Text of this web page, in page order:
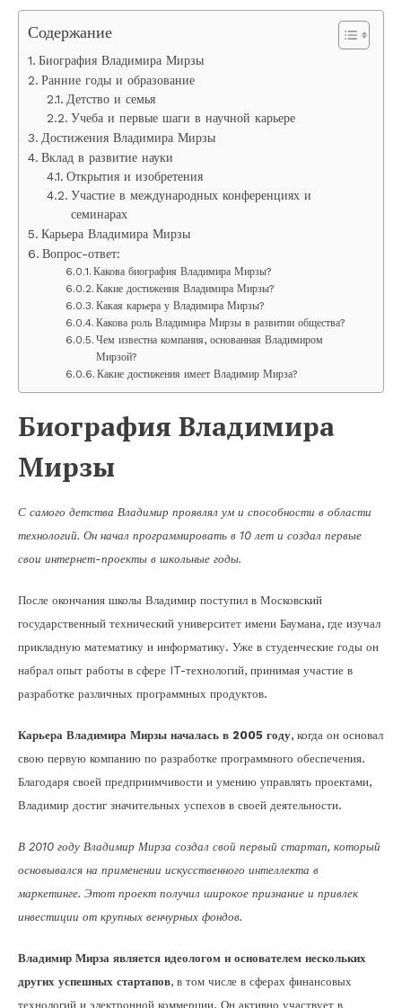
Содержание
Биография Владимира Мирзы
Ранние годы и образование
Детство и семья
Учеба и первые шаги в научной карьере
Достижения Владимира Мирзы
Вклад в развитие науки
Открытия и изобретения
Участие в международных конференциях и
семинарах
Карьера Владимира Мирзы
Вопрос-ответ:
Какова биография Владимира Мирзы?
Какие достижения Владимира Мирзы?
Какая карьера у Владимира Мирзы?
Какова роль Владимира Мирзы в развитии общества?
Чем известна компания, основанная Владимиром
Мирзой?
Какие достижения имеет Владимир Мирза?
Биография Владимира
Мирзы
С самого детства Владимир проявлял ум и способности в области
технологий. Он начал программировать в 10 лет и создал первые
свои интернет-проекты в школьные годы.
После окончания школы Владимир поступил в Московский
государственный технический университет имени Баумана, где изучал
прикладную математику и информатику. Уже в студенческие годы он
набрал опыт работы в сфере IT-технологий, принимая участие в
разработке различных программных продуктов.
Карьера Владимира Мирзы началась в 2005 году, когда он основал
свою первую компанию по разработке программного обеспечения.
Благодаря своей предприимчивости и умению управлять проектами,
Владимир достиг значительных успехов в своей деятельности.
В 2010 году Владимир Мирза создал свой первый стартап, который
основывался на применении искусственного интеллекта в
маркетинге. Этот проект получил широкое признание и привлек
инвестиции от крупных венчурных фондов.
Владимир Мирза является идеологом и основателем нескольких
других успешных стартапов, в том числе в сферах финансовых
технологий и электронной коммерции. Он активно участвует в